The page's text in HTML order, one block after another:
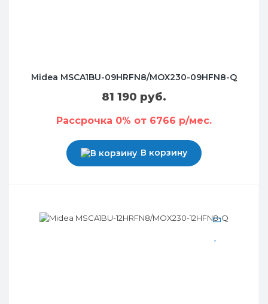
Midea MSCA1BU-09HRFN8/MOX230-09HFN8-Q
81 190 руб.
Рассрочка 0% от 6766 р/мес.
В корзину